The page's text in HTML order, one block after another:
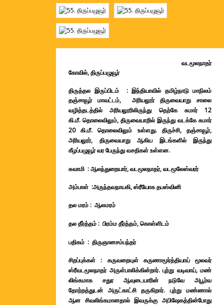
வடமூலநாதர்
கோவில், திருப்பழுவூர்
திருத்தல இருப்பிடம் : இந்தியாவில் தமிழ்நாடு மாநிலம்
தஞ்சாவூர் மாவட்டம்,
அரியலூர் திருவையாறு சாலை
வழித்தடத்தில் அரியலூரிலிருந்து தெற்கே சுமார் 12
கி.மீ. தொலைவிலும், திருவையாறில் இருந்து வடக்கே சுமார்
20 கி.மீ. தொலைவிலும் உள்ளது. திருச்சி, தஞ்சாவூர்,
அரியலூர், திருவையாறு ஆகிய இடங்களில் இருந்து
கீழப்பழுவூர் வர பேருந்து வசதிகள் உள்ளன.
சுவாமி : ஆலந்துறையார், வடமூலநாதர், வடமூலேஸ்வரர்
அம்பாள் :அருந்தவநாயகி, ஸ்ரீயோக தபஸ்வினி
தல மரம் : ஆலமரம்
தல தீர்த்தம் : பிரம்ம தீர்த்தம், கொள்ளிடம்
பதிகம் : திருஞானசம்பந்தர்
சிறப்புக்கள் : கருவறையுள் கருணாமூர்த்தியாய் மூலவர்
ஸ்ரீவடமூலநாதர் அருள்பாலிக்கின்றார். புற்று வடிவாய், மண்
லிங்கமாக சதுர ஆவுடையாரின் நடுவே அபூர்வ
தோற்றத்துடன் அருட்காட்சி தருகிறார். புற்று மண்ணால்
ஆன சிவலிங்கமானதால் இவருக்கு அபிஷேகத்தின்போது